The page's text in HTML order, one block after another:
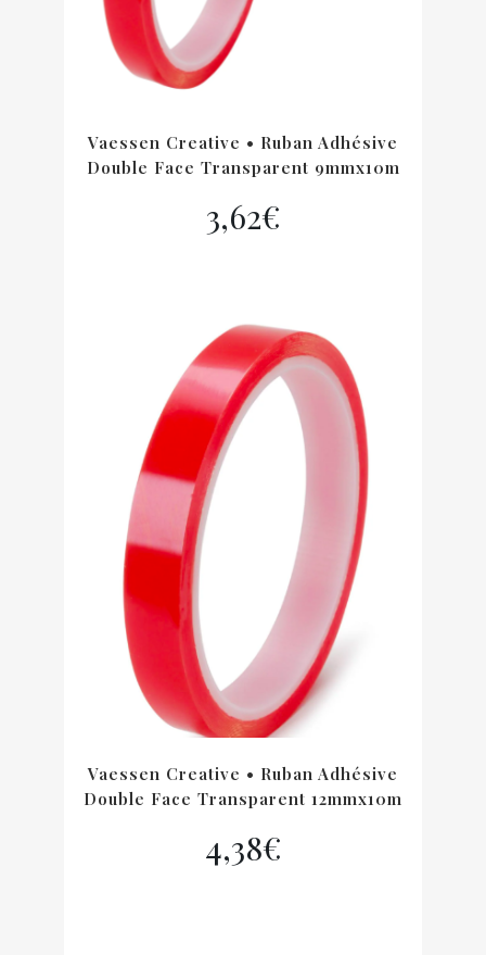
Vaessen Creative • Ruban Adhésive
Double Face Transparent 9mmx10m
3,62€
Vaessen Creative • Ruban Adhésive
Double Face Transparent 12mmx10m
4,38€